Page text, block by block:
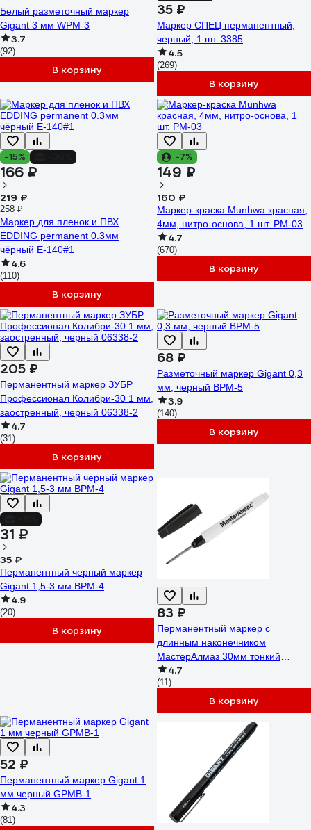
Белый разметочный маркер
Gigant 3 мм WPM-3
3.7
(92)
В корзину
35 ₽
Маркер СПЕЦ перманентный,
черный, 1 шт. 3385
4.5
(269)
В корзину
-15%
166 ₽
219 ₽
258 ₽
Маркер для пленок и ПВХ
EDDING permanent 0.3мм
чёрный E-140#1
4.6
(110)
В корзину
-7%
149 ₽
160 ₽
Маркер-краска Munhwa красная,
4мм, нитро-основа, 1 шт. PM-03
4.7
(670)
В корзину
205 ₽
Перманентный маркер ЗУБР
Профессионал Колибри-30 1 мм,
заостренный, черный 06338-2
4.7
(31)
В корзину
68 ₽
Разметочный маркер Gigant 0,3
мм, черный BPM-5
3.9
(140)
В корзину
31 ₽
35 ₽
Перманентный черный маркер
Gigant 1,5-3 мм BPM-4
4.9
(20)
В корзину
83 ₽
Перманентный маркер с
длинным наконечником
МастерАлмаз 30мм тонкий
10502803
4.7
(11)
В корзину
52 ₽
Перманентный маркер Gigant 1
мм черный GPMB-1
4.3
(81)